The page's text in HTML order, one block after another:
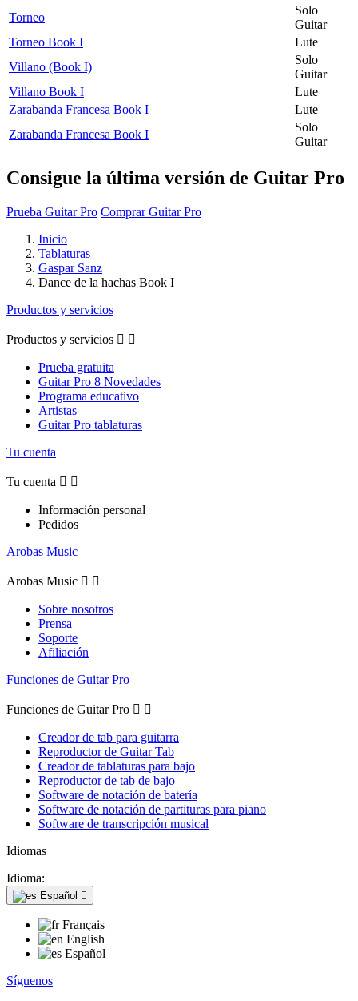
Torneo
Solo
Guitar
Torneo Book I
Lute
Villano (Book I)
Solo
Guitar
Villano Book I
Lute
Zarabanda Francesa Book I
Lute
Zarabanda Francesa Book I
Solo
Guitar
Consigue la última versión de Guitar Pro
Prueba Guitar Pro Comprar Guitar Pro
Inicio
Tablaturas
Gaspar Sanz
Dance de la hachas Book I
Productos y servicios
Productos y servicios  
Prueba gratuita
Guitar Pro 8 Novedades
Programa educativo
Artistas
Guitar Pro tablaturas
Tu cuenta
Tu cuenta  
Información personal
Pedidos
Arobas Music
Arobas Music  
Sobre nosotros
Prensa
Soporte
Afiliación
Funciones de Guitar Pro
Funciones de Guitar Pro  
Creador de tab para guitarra
Reproductor de Guitar Tab
Creador de tablaturas para bajo
Reproductor de tab de bajo
Software de notación de batería
Software de notación de partituras para piano
Software de transcripción musical
Idiomas
Idioma:
Español 
Français
English
Español
Síguenos